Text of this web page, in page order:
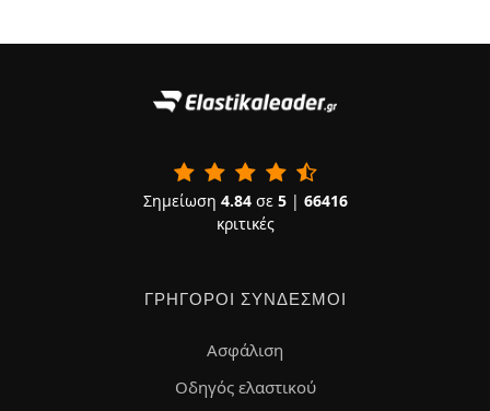
Σημείωση 4.84σε 5| 66416
κριτικές
ΓΡΉΓΟΡΟΙ ΣΎΝΔΕΣΜΟΙ
Ασφάλιση
Οδηγός ελαστικού